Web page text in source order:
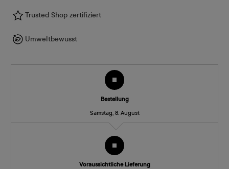
Trusted Shop zertifiziert
Umweltbewusst
Bestellung
Samstag, 8. August
Voraussichtliche Lieferung